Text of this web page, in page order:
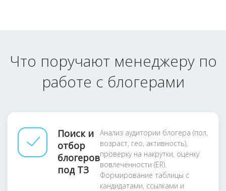
Что поручают менеджеру по
работе с блогерами
Поиск и
отбор
блогеров
под ТЗ
Анализ аудитории блогера (пол,
возраст, гео, активность),
проверку на накрутки, оценку
вовлечённости (ER).
Формирование таблицы с
кандидатами, ссылками и